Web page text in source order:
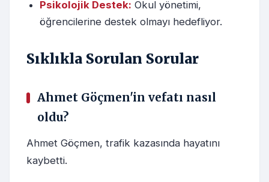
Psikolojik Destek: Okul yönetimi,
öğrencilerine destek olmayı hedefliyor.
Sıklıkla Sorulan Sorular
Ahmet Göçmen'in vefatı nasıl
oldu?
Ahmet Göçmen, trafik kazasında hayatını
kaybetti.